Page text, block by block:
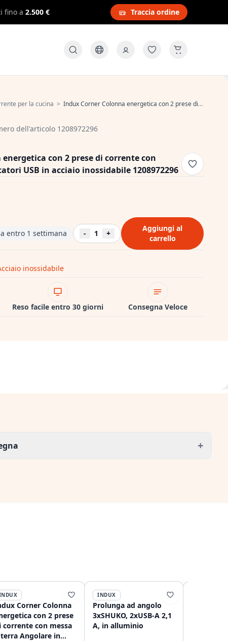
fino a 2.500 € Traccia ordine
per la cucina > Indux Corner Colonna energetica con 2 prese di corrente con messa a terra e 2 caricatori USB in acciaio inossidabile 1208972296
dell'articolo 1208972296
con 2 prese di corrente con
USB in acciaio inossidabile 1208972296
entro 1 settimana - 1 +
Aggiungi al
carrello
inossidabile
Reso facile entro 30 giorni Consegna Veloce
+
Corner Colonna
con 2 prese
corrente con messa
Angolare in
INDUX
Prolunga ad angolo
3xSHUKO, 2xUSB-A 2,1
A, in alluminio